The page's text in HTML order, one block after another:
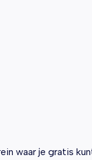
waar je gratis